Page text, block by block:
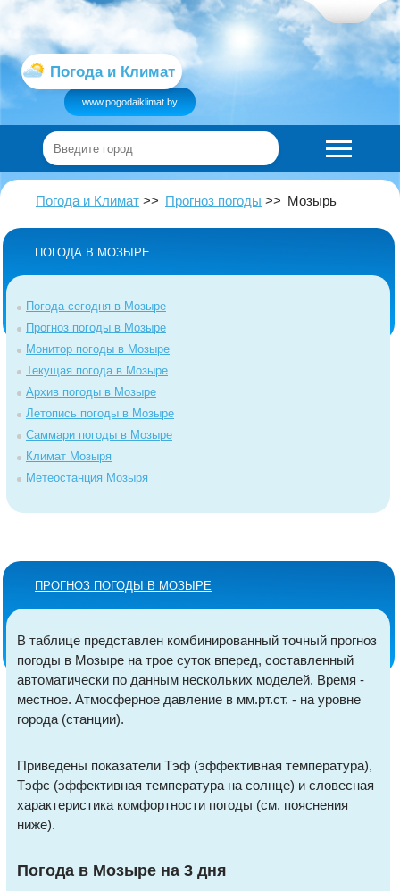
Погода и Климат
www.pogodaiklimat.by
Погода и Климат Прогноз погоды Мозырь
ПОГОДА В МОЗЫРЕ
Погода сегодня в Мозыре
Прогноз погоды в Мозыре
Монитор погоды в Мозыре
Текущая погода в Мозыре
Архив погоды в Мозыре
Летопись погоды в Мозыре
Саммари погоды в Мозыре
Климат Мозыря
Метеостанция Мозыря
ПРОГНОЗ ПОГОДЫ В МОЗЫРЕ
В таблице представлен комбинированный точный прогноз
погоды в Мозыре на трое суток вперед, составленный
автоматически по данным нескольких моделей. Время -
местное. Атмосферное давление в мм.рт.ст. - на уровне
города (станции).
Приведены показатели Тэф (эффективная температура),
Тэфс (эффективная температура на солнце) и словесная
характеристика комфортности погоды (см. пояснения
ниже).
Погода в Мозыре на 3 дня